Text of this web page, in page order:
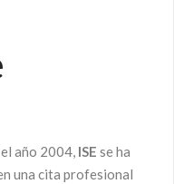
año 2004, ISE se ha
una cita profesional